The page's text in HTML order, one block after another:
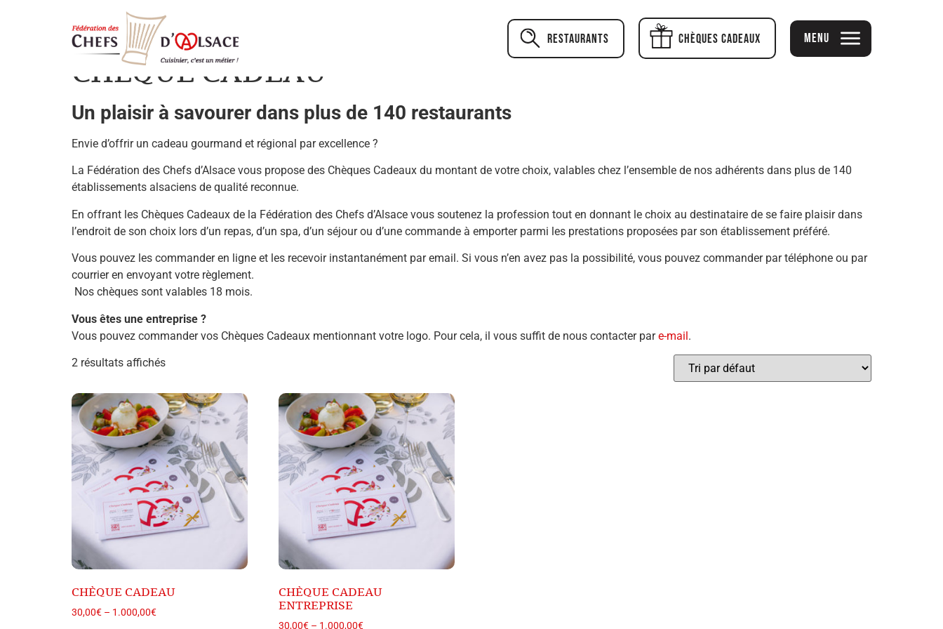
Restaurants Chèques cadeaux Menu
Accueil/ Chèque cadeau
CHÈQUE CADEAU
Un plaisir à savourer dans plus de 140 restaurants
Envie d’offrir un cadeau gourmand et régional par excellence ?
La Fédération des Chefs d’Alsace vous propose des Chèques Cadeaux du montant de votre choix, valables chez l’ensemble de nos adhérents dans plus de 140
établissements alsaciens de qualité reconnue.
En offrant les Chèques Cadeaux de la Fédération des Chefs d’Alsace vous soutenez la profession tout en donnant le choix au destinataire de se faire plaisir dans
l’endroit de son choix lors d’un repas, d’un spa, d’un séjour ou d’une commande à emporter parmi les prestations proposées par son établissement préféré.
Vous pouvez les commander en ligne et les recevoir instantanément par email. Si vous n’en avez pas la possibilité, vous pouvez commander par téléphone ou par
courrier en envoyant votre règlement.
Nos chèques sont valables 18 mois.
Vous êtes une entreprise ?
Vous pouvez commander vos Chèques Cadeaux mentionnant votre logo. Pour cela, il vous suffit de nous contacter pare-mail.
2 résultats affichés
CHÈQUE CADEAU
30,00€ – 1.000,00€
CHÈQUE CADEAU
ENTREPRISE
30,00€– 1.000,00€